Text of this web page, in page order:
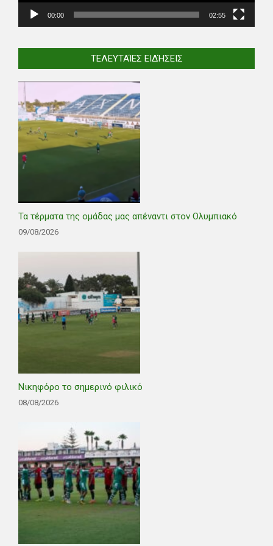
00:00 02:55
ΤΕΛΕΥΤΑΊΕΣ ΕΙΔΉΣΕΙΣ
Τα τέρματα της ομάδας μας απέναντι στον Ολυμπιακό
09/08/2026
Νικηφόρο το σημερινό φιλικό
08/08/2026